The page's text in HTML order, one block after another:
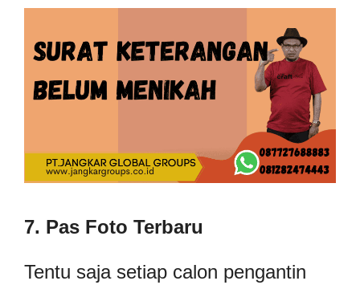
7. Pas Foto Terbaru
Tentu saja setiap calon pengantin